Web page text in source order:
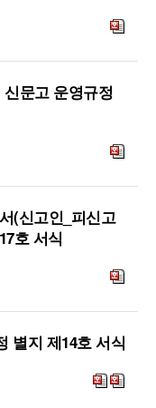
문고 운영규정
(신고인_피신고
호 서식
별지 제14호 서식